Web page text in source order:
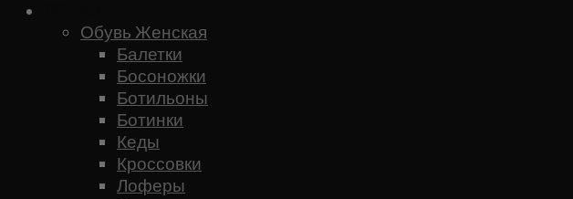
Обувь Женская
Балетки
Босоножки
Ботильоны
Ботинки
Кеды
Кроссовки
Лоферы